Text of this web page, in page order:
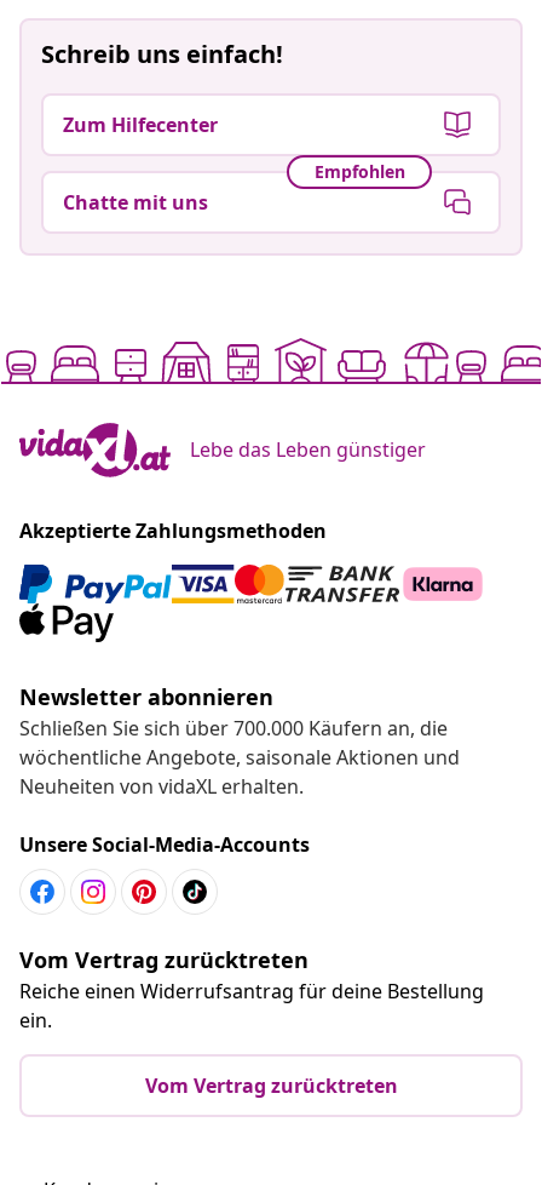
Schreib uns einfach!
Zum Hilfecenter
Empfohlen
Chatte mit uns
Lebe das Leben günstiger
Akzeptierte Zahlungsmethoden
Newsletter abonnieren
Schließen Sie sich über 700.000 Käufern an, die
wöchentliche Angebote, saisonale Aktionen und
Neuheiten von vidaXL erhalten.
Unsere Social-Media-Accounts
Vom Vertrag zurücktreten
Reiche einen Widerrufsantrag für deine Bestellung
ein.
Vom Vertrag zurücktreten